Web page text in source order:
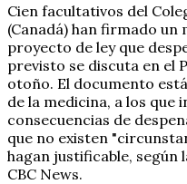
Cien facultativos del
(Canadá) han firmado
proyecto de ley que
previsto se discuta en el
otoño. El documento
de la medicina, a los que
consecuencias de
que no existen
hagan justificable, según
CBC News.